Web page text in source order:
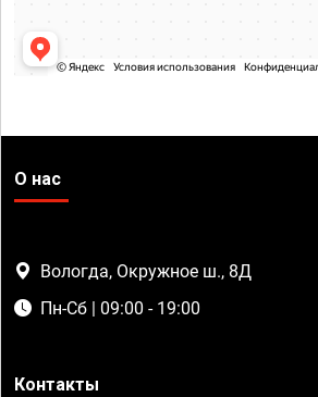
О нас
Вологда, Окружное ш., 8Д
Пн-Сб | 09:00 - 19:00
Контакты